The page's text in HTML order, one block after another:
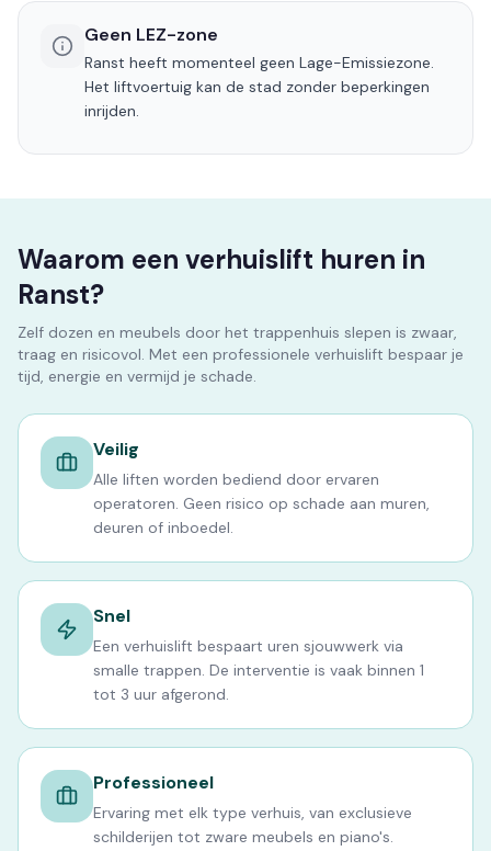
Geen LEZ-zone
Ranst heeft momenteel geen Lage-Emissiezone.
Het liftvoertuig kan de stad zonder beperkingen
inrijden.
Waarom een verhuislift huren in
Ranst?
Zelf dozen en meubels door het trappenhuis slepen is zwaar,
traag en risicovol. Met een professionele verhuislift bespaar je
tijd, energie en vermijd je schade.
Veilig
Alle liften worden bediend door ervaren
operatoren. Geen risico op schade aan muren,
deuren of inboedel.
Snel
Een verhuislift bespaart uren sjouwwerk via
smalle trappen. De interventie is vaak binnen 1
tot 3 uur afgerond.
Professioneel
Ervaring met elk type verhuis, van exclusieve
schilderijen tot zware meubels en piano's.